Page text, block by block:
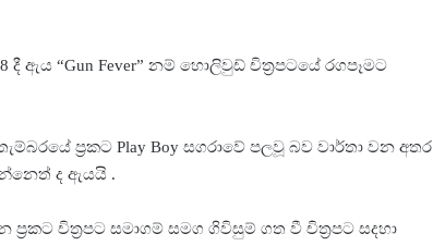
“Gun Fever” නම් හොලිවුඩ් චිත්‍රපටයේ රගපෑමට
ප්‍රකට Play Boy සගරාවේ පලවූ බව වාර්තා වන අතර
ද ඇයයි .
යන ප්‍රකට චිත්‍රපට සමාගම් සමග ගිවිසුම් ගත වී චිත්‍රපට සදහා